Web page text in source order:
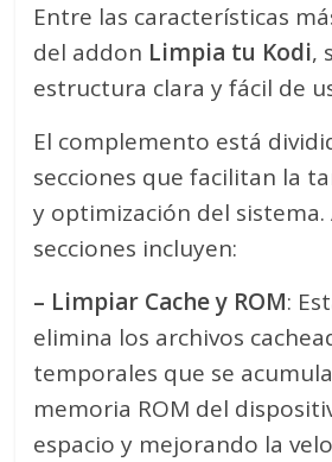
Entre las características
del addon Limpia tu Kodi,
estructura clara y fácil de
El complemento está
secciones que facilitan la
y optimización del sistema.
secciones incluyen:
– Limpiar Cache y ROM:
elimina los archivos
temporales que se
memoria ROM del
espacio y mejorando la